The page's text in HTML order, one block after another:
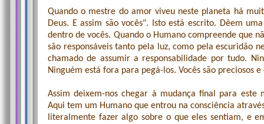
Quando o mestre do amor viveu neste planeta há
Deus. E assim são vocês". Isto está escrito. Dêem
dentro de vocês. Quando o Humano compreende que
são responsáveis tanto pela luz, como pela escuridão
chamado de assumir a responsabilidade por tudo.
Ninguém está fora para pegá-los. Vocês são preciosos
Assim deixem-nos chegar à mudança final para
Aqui tem um Humano que entrou na consciência
literalmente fazer algo sobre o que eles sentiam, e